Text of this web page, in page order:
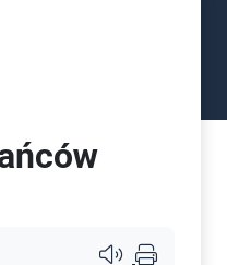
Przycisk systemu